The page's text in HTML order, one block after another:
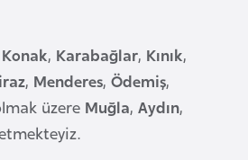
Konak, Karabağlar, Kınık,
, Menderes, Ödemiş,
üzere Muğla, Aydın,